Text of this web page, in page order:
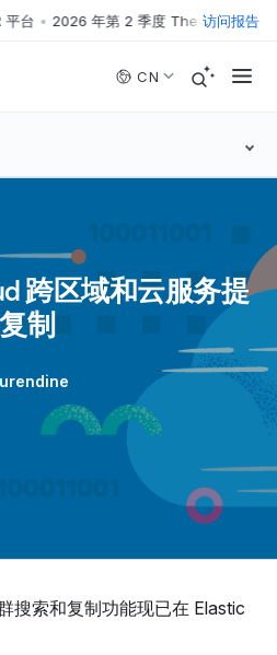
• 2026 年第 2 季度 The Forrester
访问报告
CN
跨区域和云服务提
制
搜索和复制功能现已在 Elastic